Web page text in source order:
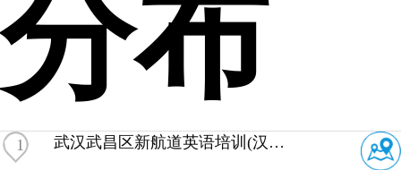
分布
1 武汉武昌区新航道英语培训(汉街校区)